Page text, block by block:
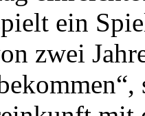
ein
zwei